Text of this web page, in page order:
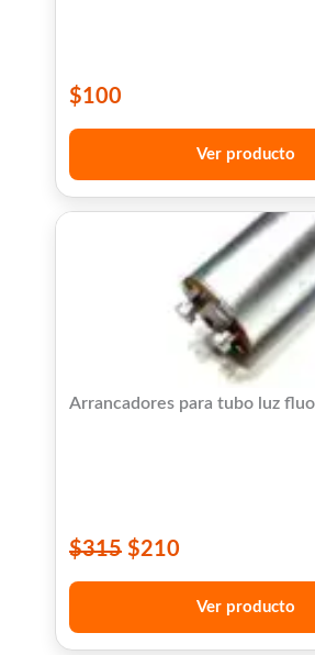
$100
Ver producto
Arrancadores para tubo luz
$315 $210
Ver producto